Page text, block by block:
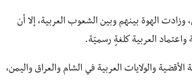
وزادت الهوة بينهم وبين الشعوب العربية، إلا أن
واعتماد العربية كلغةٍ رسميّة.
الأقضية والولايات العربية في الشام والعراق واليمن،